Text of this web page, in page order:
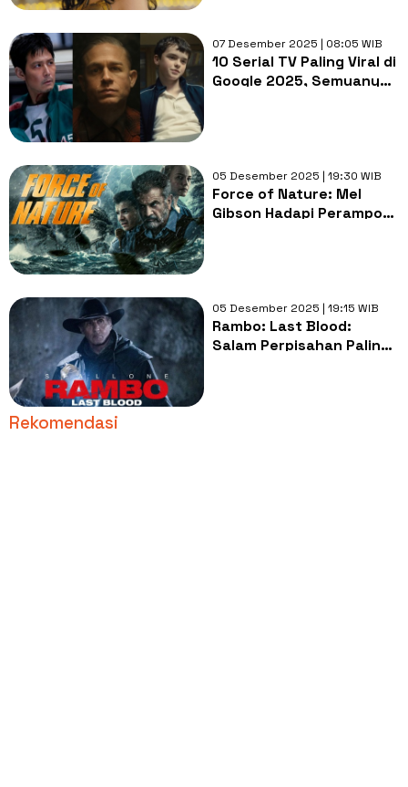
07 Desember 2025 | 08:05 WIB
10 Serial TV Paling Viral di
Google 2025, Semuanya
05 Desember 2025 | 19:30 WIB
Force of Nature: Mel
Gibson Hadapi Perampok
05 Desember 2025 | 19:15 WIB
Rambo: Last Blood:
Salam Perpisahan Paling
Rekomendasi